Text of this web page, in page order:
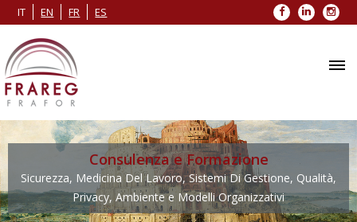
IT EN FR ES Facebook
LinkedIn
Consulenza e Formazione
Sicurezza, Medicina Del Lavoro, Sistemi Di Gestione, Qualità,
Privacy, Ambiente e Modelli Organizzativi